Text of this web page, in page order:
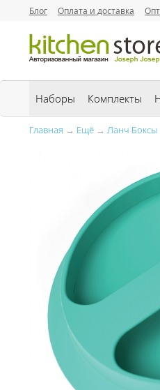
Блог Оплата и доставка
Наборы Комплекты
Главная → Ещё → Ланч Боксы